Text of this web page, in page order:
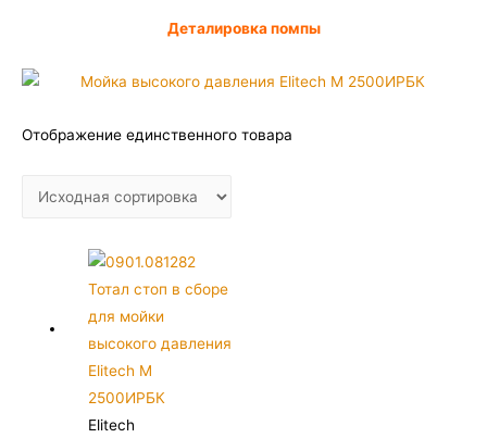
Деталировка помпы
Отображение единственного товара
Elitech